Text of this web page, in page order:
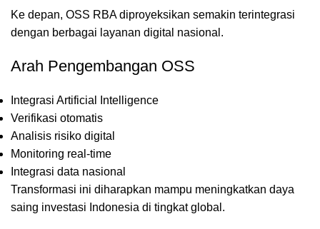
Ke depan, OSS RBA diproyeksikan semakin terintegrasi
dengan berbagai layanan digital nasional.
Arah Pengembangan OSS
Integrasi Artificial Intelligence
Verifikasi otomatis
Analisis risiko digital
Monitoring real-time
Integrasi data nasional
Transformasi ini diharapkan mampu meningkatkan daya
saing investasi Indonesia di tingkat global.